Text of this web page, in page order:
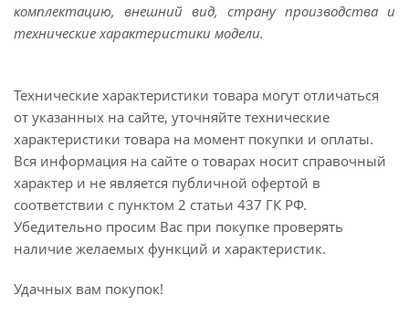
комплектацию, внешний вид, страну производства и
технические характеристики модели.
Технические характеристики товара могут отличаться
от указанных на сайте, уточняйте технические
характеристики товара на момент покупки и оплаты.
Вся информация на сайте о товарах носит справочный
характер и не является публичной офертой в
соответствии с пунктом 2 статьи 437 ГК РФ.
Убедительно просим Вас при покупке проверять
наличие желаемых функций и характеристик.
Удачных вам покупок!